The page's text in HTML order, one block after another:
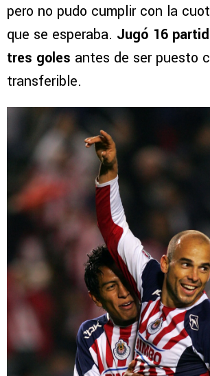
pero no pudo cumplir con la
que se esperaba. Jugó 16
tres goles antes de ser puesto
transferible.